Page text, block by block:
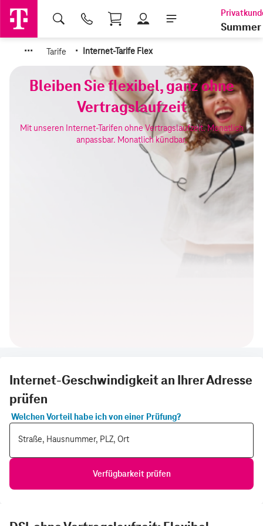
Shopping Cart
Summer
··· Tarife · Internet-Tarife Flex
Bleiben Sie flexibel, ganz ohne
Vertragslaufzeit
Mit unseren Internet-Tarifen ohne Vertragslaufzeit. Monatlich
anpassbar. Monatlich kündbar.
Internet-Geschwindigkeit an Ihrer Adresse
prüfen
Welchen Vorteil habe ich von einer Prüfung?
Straße, Hausnummer, PLZ, Ort
Verfügbarkeit prüfen